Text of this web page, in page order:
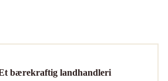
bærekraftig landhandleri